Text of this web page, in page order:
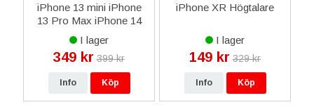
iPhone 13 mini iPhone
13 Pro Max iPhone 14
Plus iPhone 14 Pro Max
iPhone 15 Plus iPhone
15 Pro Max iPhone 16
Plus iPhone 16 Pro
I lager
349 kr 399 kr
Info Köp
iPhone XR Högtalare
I lager
149 kr 329 kr
Info Köp